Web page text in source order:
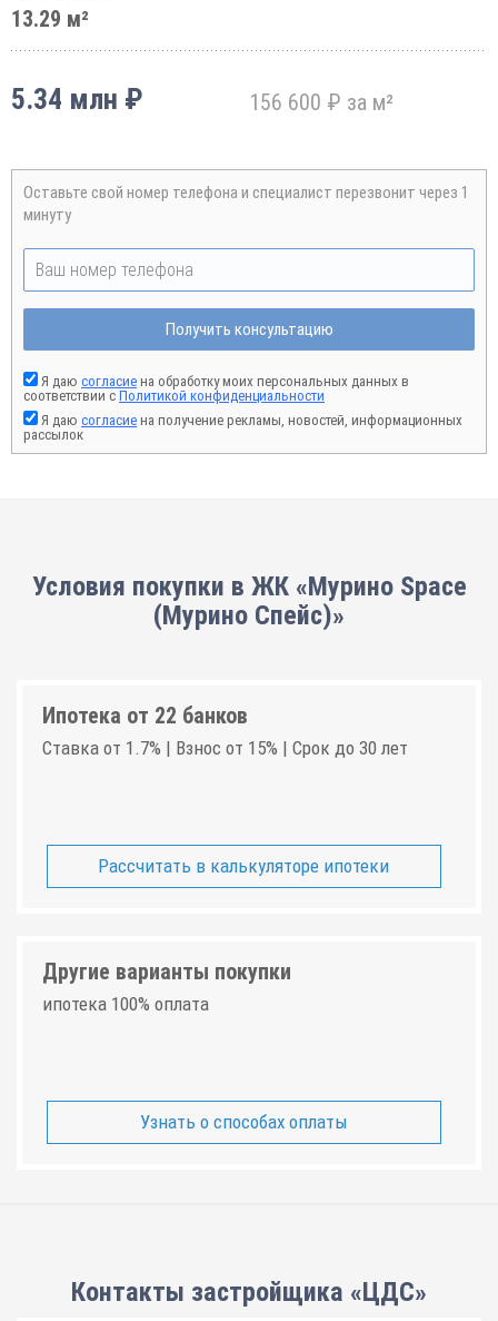
13.29 м²
5.34 млн ₽ 156 600 ₽ за м²
Оставьте свой номер телефона и специалист перезвонит через 1
минуту
Получить консультацию
Я даю согласие на обработку моих персональных данных в
соответствии с Политикой конфиденциальности
Я даю согласие на получение рекламы, новостей, информационных
рассылок
Условия покупки в ЖК «Мурино Space
(Мурино Спейс)»
Ипотека от 22 банков
Ставка от 1.7% | Взнос от 15% | Срок до 30 лет
Рассчитать в калькуляторе ипотеки
Другие варианты покупки
ипотека 100% оплата
Узнать о способах оплаты
Контакты застройщика «ЦДС»